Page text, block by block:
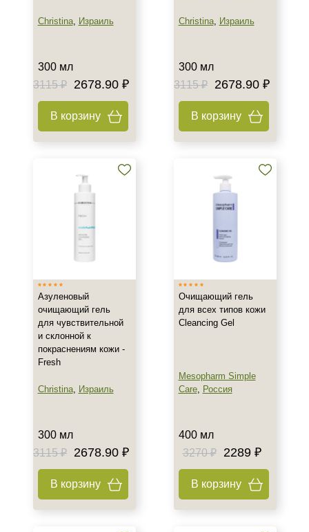
Christina, Израиль
300 мл
3115 ₽
2678.90 ₽
В корзину
Christina, Израиль
300 мл
3115 ₽
2678.90 ₽
В корзину
Азуленовый
очищающий гель
для чувствительной
и склонной к
покраснениям кожи -
Fresh
Christina, Израиль
300 мл
3115 ₽
2678.90 ₽
В корзину
Очищающий гель
для всех типов кожи
Cleancing Gel
Mesopharm Simple
Care, Россия
400 мл
3270 ₽
2289 ₽
В корзину